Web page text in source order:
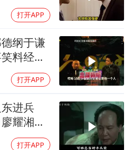
打开APP
德纲于谦
料经典
打开APP
进兵
耀湘，
打开APP